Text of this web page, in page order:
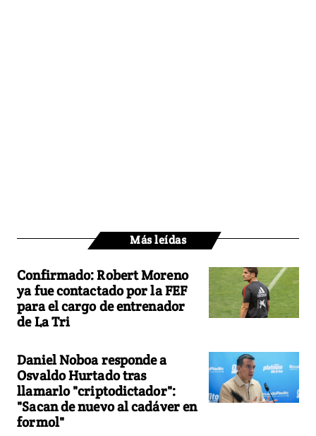
Más leídas
Confirmado: Robert Moreno
ya fue contactado por la FEF
para el cargo de entrenador
de La Tri
Daniel Noboa responde a
Osvaldo Hurtado tras
llamarlo "criptodictador":
"Sacan de nuevo al cadáver en
formol"